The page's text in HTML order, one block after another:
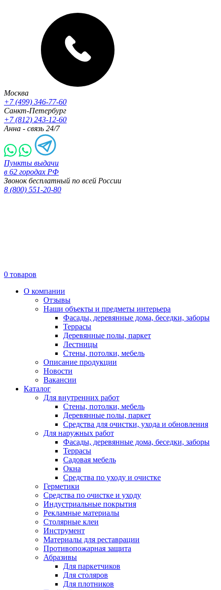
Москва
+7 (499) 346-77-60
Санкт-Петербург
+7 (812) 243-12-60
Анна - связь 24/7
Пункты выдачи
в 62 городах РФ
Звонок бесплатный по всей России
8 (800) 551-20-80
0 товаров
О компании
Отзывы
Наши объекты и предметы интерьера
Фасады, деревянные дома, беседки, заборы
Террасы
Деревянные полы, паркет
Лестницы
Стены, потолки, мебель
Описание продукции
Новости
Вакансии
Каталог
Для внутренних работ
Стены, потолки, мебель
Деревянные полы, паркет
Средства для очистки, ухода и обновления
Для наружных работ
Фасады, деревянные дома, беседки, заборы
Террасы
Садовая мебель
Окна
Средства по уходу и очистке
Герметики
Средства по очистке и уходу
Индустриальные покрытия
Рекламные материалы
Столярные клеи
Инструмент
Материалы для реставрации
Противопожарная защита
Абразивы
Для паркетчиков
Для столяров
Для плотников